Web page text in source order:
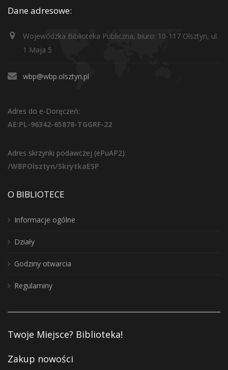
Dane adresowe:
Wojewódzka Biblioteka Publiczna, biuro: 10-117 Olsztyn, ul.
1 Maja 5
wbp@wbp.olsztyn.pl
Adres do e-Doręczeń:
AE:PL-96342-65878-TGGRF-22
Adres skrzynki podawczej (ePuAP2):
/WBPOlsztyn/SkrytkaESP
O BIBLIOTECE
Informacje ogólne
Działy
Godziny otwarcia
Regulaminy
Twoje Miejsce? Biblioteka!
Zakup nowości